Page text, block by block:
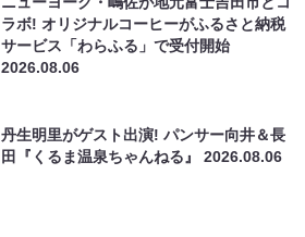
ラボ! オリジナルコーヒーがふるさと納税
サービス「わらふる」で受付開始
2026.08.06
丹生明里がゲスト出演! パンサー向井＆長
田『くるま温泉ちゃんねる』2026.08.06